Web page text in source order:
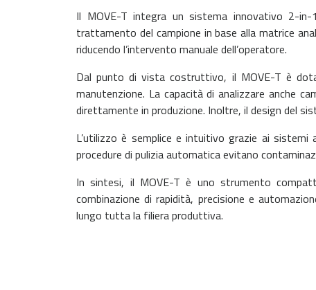
Il MOVE-T integra un sistema innovativo 2-
trattamento del campione in base alla matrice
riducendo l’intervento manuale dell’operatore.
Dal punto di vista costruttivo, il MOVE-T è
manutenzione. La capacità di analizzare anche
direttamente in produzione. Inoltre, il design del
L’utilizzo è semplice e intuitivo grazie ai
procedure di pulizia automatica evitano
In sintesi, il MOVE-T è uno strumento
combinazione di rapidità, precisione e
lungo tutta la filiera produttiva.